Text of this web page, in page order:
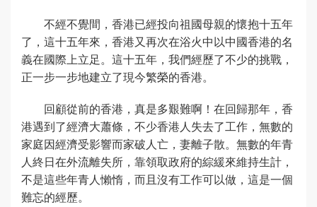
不經不覺間，香港已經投向祖國母親的懷抱十五年
了，這十五年來，香港又再次在浴火中以中國香港的名
義在國際上立足。這十五年，我們經歷了不少的挑戰，
正一步一步地建立了現今繁榮的香港。
回顧從前的香港，真是多艱難啊！在回歸那年，香
港遇到了經濟大蕭條，不少香港人失去了工作，無數的
家庭因經濟受影響而家破人亡，妻離子散。無數的年青
人終日在外流離失所，靠領取政府的綜緩來維持生計，
不是這些年青人懶惰，而且沒有工作可以做，這是一個
難忘的經歷。